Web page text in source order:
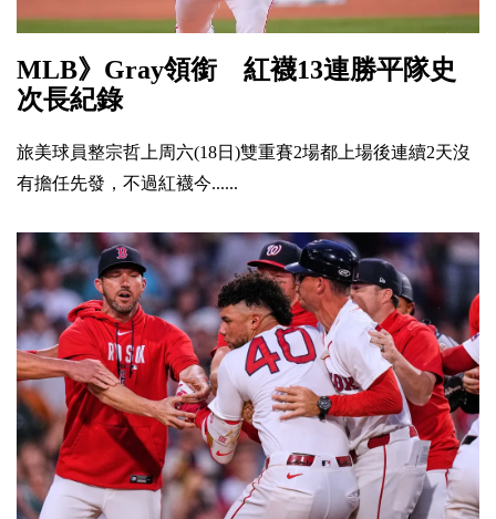
MLB》Gray領銜 紅襪13連勝平隊史
次長紀錄
旅美球員整宗哲上周六(18日)雙重賽2場都上場後連續2天沒
有擔任先發，不過紅襪今......